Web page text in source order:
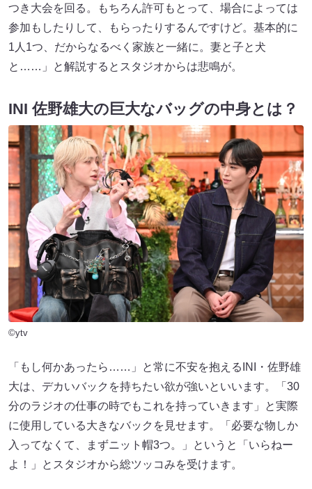
つき大会を回る。もちろん許可もとって、場合によっては
参加もしたりして、もらったりするんですけど。基本的に
1人1つ、だからなるべく家族と一緒に。妻と子と犬
と……」と解説するとスタジオからは悲鳴が。
INI 佐野雄大の巨大なバッグの中身とは？
©ytv
「もし何かあったら……」と常に不安を抱えるINI・佐野雄
大は、デカいバックを持ちたい欲が強いといいます。「30
分のラジオの仕事の時でもこれを持っていきます」と実際
に使用している大きなバックを見せます。「必要な物しか
入ってなくて、まずニット帽3つ。」というと「いらねー
よ！」とスタジオから総ツッコみを受けます。